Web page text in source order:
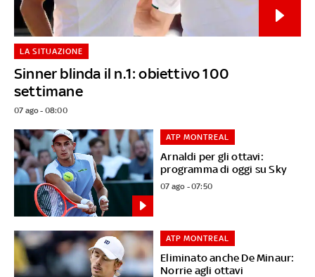
Sinner blinda il n.1: obiettivo 100
settimane
LA SITUAZIONE
07 ago - 08:00
Arnaldi per gli ottavi:
programma di oggi su Sky
ATP MONTREAL
07 ago - 07:50
Eliminato anche De Minaur:
Norrie agli ottavi
ATP MONTREAL